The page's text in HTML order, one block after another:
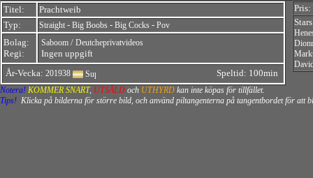
Titel:
Prachtweib
Typ:
Straight - Big Boobs - Big Cocks - Pov
Bolag:
Regi:
Saboom / Deutcheprivatvideos
Ingen uppgift
År-Vecka: 201938 Speltid: 100min
Notera! KOMMER SNART, UTSÅLD och UTHYRD kan inte köpas för tillfället.
Tips! Klicka på bilderna för större bild, och använd piltangenterna på tangentbordet för att